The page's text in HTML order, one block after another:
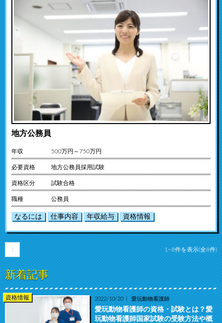
地方公務員
年収 500万円～750万円
必要資格 地方公務員採用試験
資格区分 試験合格
職種 公務員
なるには 仕事内容 年収給与 資格情報
1 1~8件を表示(全8件)
新着記事
資格情報 2022/10/20 愛玩動物看護師
愛玩動物看護師の資格・試験とは？愛
玩動物看護師国家試験の受験方法や概